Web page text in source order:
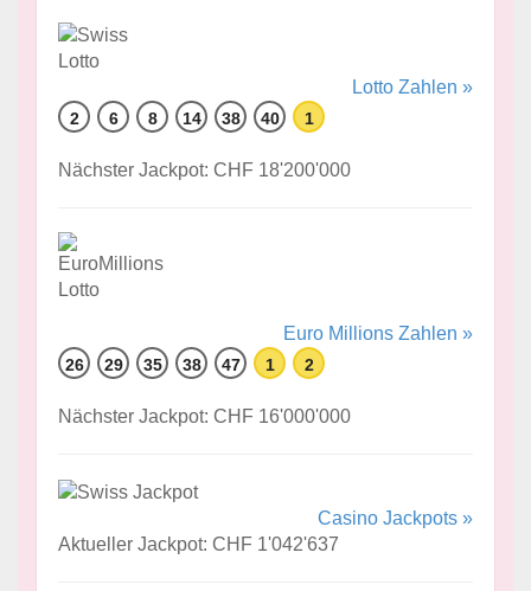
Lotto Zahlen »
2 6 8 14 38 40 1
Nächster Jackpot: CHF 18'200'000
Euro Millions Zahlen »
26 29 35 38 47 1 2
Nächster Jackpot: CHF 16'000'000
Casino Jackpots »
Aktueller Jackpot: CHF 1'042'637